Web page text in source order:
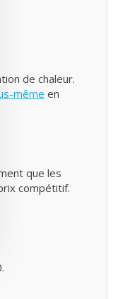
de chaleur.
même en
que les
compétitif.
.